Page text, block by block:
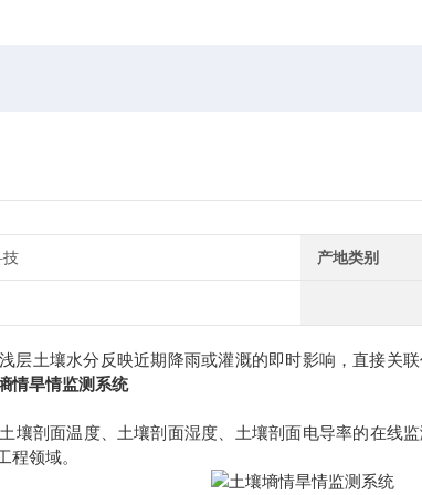
技 产地类别
土壤水分反映近期降雨或灌溉的即时影响，直接关
情旱情监测系统
剖面温度、土壤剖面湿度、土壤剖面电导率的在线
程领域。